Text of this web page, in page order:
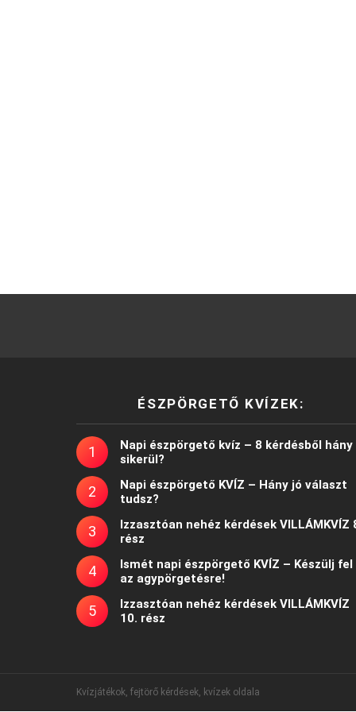
ÉSZPÖRGETŐ KVÍZEK:
Napi észpörgető kvíz – 8 kérdésből hány
sikerül?
Napi észpörgető KVÍZ – Hány jó választ
tudsz?
Izzasztóan nehéz kérdések VILLÁMKVÍZ
rész
Ismét napi észpörgető KVÍZ – Készülj fel
az agypörgetésre!
Izzasztóan nehéz kérdések VILLÁMKVÍZ
10. rész
Kvízjátékok, fejtörő kérdések, kvízek oldala